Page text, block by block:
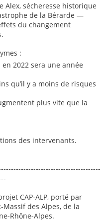
Alex, sécheresse historique
de la Bérarde —
du changement
:
2022 sera une année
qu’il y a moins de risques
plus vite que la
des intervenants.
CAP-ALP, porté par
Massif des Alpes, de la
Rhône-Alpes.